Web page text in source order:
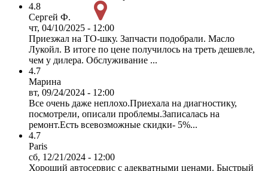
4.8
Сергей Ф.
чт, 04/10/2025 - 12:00
Приезжал на ТО-шку. Запчасти подобрали. Масло
Лукойл. В итоге по цене получилось на треть дешевле,
чем у дилера. Обслуживание ...
4.7
Марина
вт, 09/24/2024 - 12:00
Все очень даже неплохо.Приехала на диагностику,
посмотрели, описали проблемы.Записалась на
ремонт.Есть всевозможные скидки- 5%...
4.7
Paris
сб, 12/21/2024 - 12:00
Хороший автосервис с адекватными ценами. Быстрый